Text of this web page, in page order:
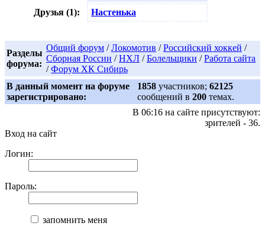
Друзья (1):
Настенька
Разделы
форума:
Общий форум /Локомотив /Российский хоккей /
Сборная России /НХЛ /Болельщики /Работа сайта
/Форум ХК Сибирь
В данный момент на форуме
зарегистрировано:
1858 участников; 62125
сообщений в 200 темах.
В 06:16 на сайте присутствуют:
зрителей - 36.
Вход на сайт
Логин:
Пароль:
запомнить меня